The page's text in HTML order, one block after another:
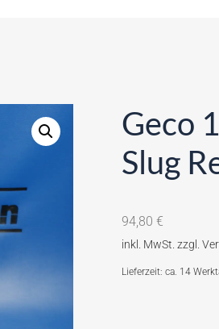
Geco
Slug
94,80 €
Lieferzeit: ca. 14